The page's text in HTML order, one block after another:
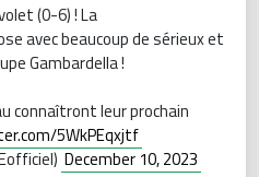
(0-6) ! La
avec beaucoup de sérieux et
Gambardella !
connaîtront leur prochain
5WkPEqxjtf
December 10, 2023